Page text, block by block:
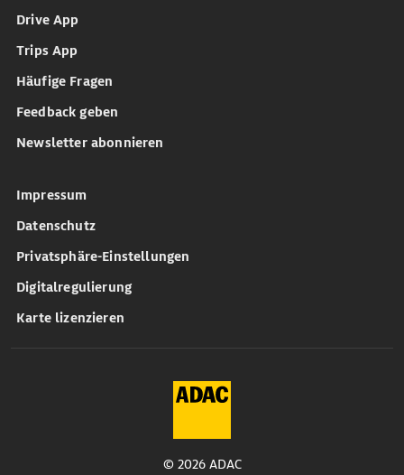
Drive App
Trips App
Häufige Fragen
Feedback geben
Newsletter abonnieren
Impressum
Datenschutz
Privatsphäre-Einstellungen
Digitalregulierung
Karte lizenzieren
© 2026 ADAC